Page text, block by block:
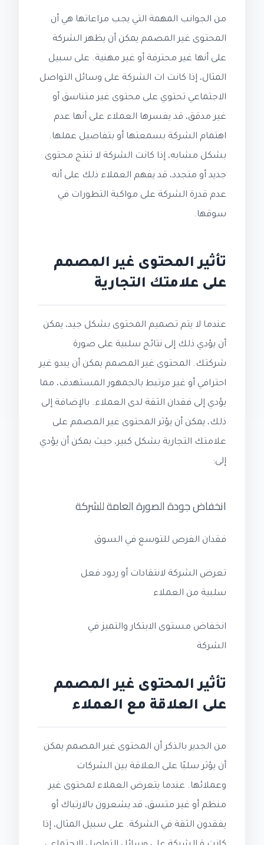
من الجوانب المهمة التي يجب مراعاتها هي أن
المحتوى غير المصمم يمكن أن يظهر الشركة
على أنها غير محترفة أو غير مهنية. على سبيل
المثال، إذا كانت ات الشركة على وسائل التواصل
الاجتماعي تحتوي على محتوى غير متناسق أو
غير مدقق، قد يفسرها العملاء على أنها عدم
اهتمام الشركة بسمعتها أو بتفاصيل عملها.
بشكل مشابه، إذا كانت الشركة لا تنتج محتوى
جديد أو متجدد، قد يفهم العملاء ذلك على أنه
عدم قدرة الشركة على مواكبة التطورات في
سوقها.
تأثير المحتوى غير المصمم
على علامتك التجارية
عندما لا يتم تصميم المحتوى بشكل جيد، يمكن
أن يؤدي ذلك إلى نتائج سلبية على صورة
شركتك. المحتوى غير المصمم يمكن أن يبدو غير
احترافي أو غير مرتبط بالجمهور المستهدف، مما
يؤدي إلى فقدان الثقة لدى العملاء. بالإضافة إلى
ذلك، يمكن أن يؤثر المحتوى غير المصمم على
علامتك التجارية بشكل كبير، حيث يمكن أن يؤدي
إلى:
انخفاض جودة الصورة العامة للشركة
فقدان الفرص للتوسع في السوق
تعرض الشركة لانتقادات أو ردود فعل
سلبية من العملاء
انخفاض مستوى الابتكار والتميز في
الشركة
تأثير المحتوى غير المصمم
على العلاقة مع العملاء
من الجدير بالذكر أن المحتوى غير المصمم يمكن
أن يؤثر سلبًا على العلاقة بين الشركات
وعملائها. عندما يتعرض العملاء لمحتوى غير
منظم أو غير متسق، قد يشعرون بالارتباك أو
يفقدون الثقة في الشركة. على سبيل المثال، إذا